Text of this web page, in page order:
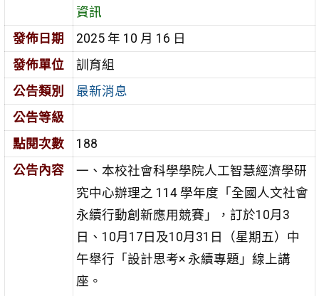
資訊
發佈日期
2025 年 10 月 16 日
發佈單位
訓育組
公告類別
最新消息
公告等級
點閱次數
188
公告內容
一、本校社會科學學院人工智慧經濟學研
究中心辦理之 114 學年度「全國人文社會
永續行動創新應用競賽」，訂於10月3
日、10月17日及10月31日（星期五）中
午舉行「設計思考× 永續專題」線上講
座。